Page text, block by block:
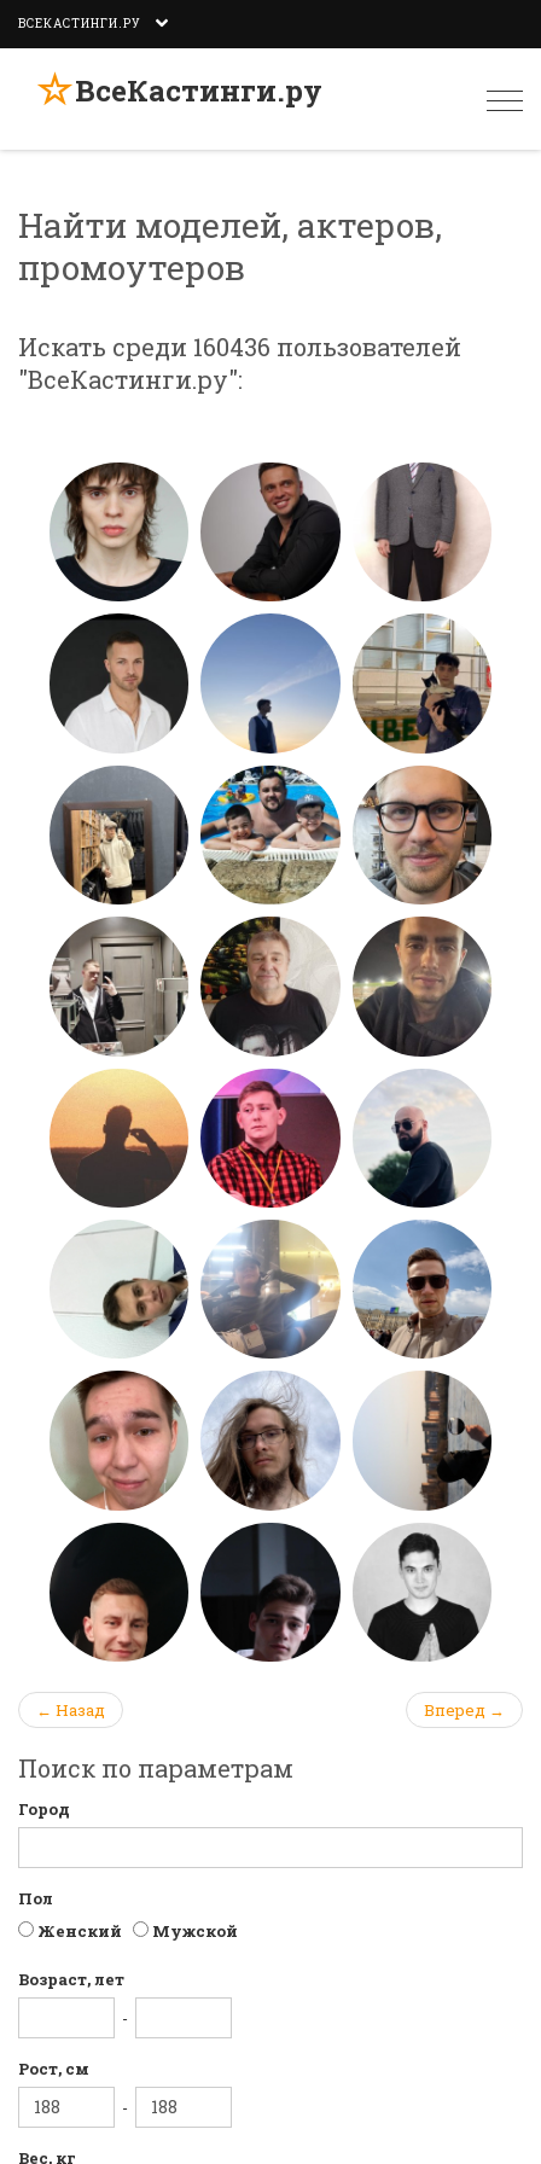
ВСЕКАСТИНГИ.РУ
☆ВсеКастинги.ру
Найти моделей, актеров,
промоутеров
Искать среди 160436 пользователей
"ВсеКастинги.ру":
← Назад Вперед →
Поиск по параметрам
Город
Пол
Женский
Мужской
Возраст, лет
-
Рост, см
-
Вес, кг